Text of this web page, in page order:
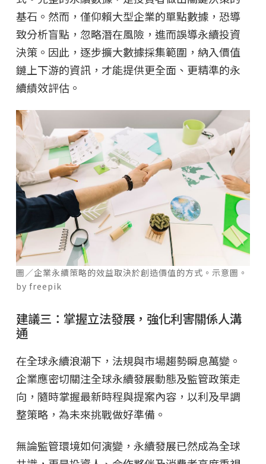
基石。然而，僅仰賴大型企業的單點數據，恐導
致分析盲點，忽略潛在風險，進而誤導永續投資
決策。因此，逐步擴大數據採集範圍，納入價值
鏈上下游的資訊，才能提供更全面、更精準的永
續績效評估。
圖／企業永續策略的效益取決於創造價值的方式。示意圖。
by freepik
建議三：掌握立法發展，強化利害關係人溝
通
在全球永續浪潮下，法規與市場趨勢瞬息萬變。
企業應密切關注全球永續發展動態及監管政策走
向，隨時掌握最新時程與提案內容，以利及早調
整策略，為未來挑戰做好準備。
無論監管環境如何演變，永續發展已然成為全球